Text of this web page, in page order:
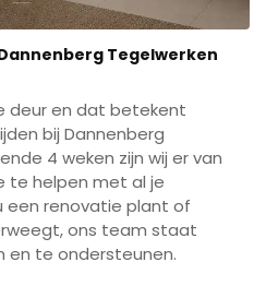
Tegelwerken
deur en dat betekent
bij Dannenberg
4 weken zijn wij er van
te helpen met al je
een renovatie plant of
ons team staat
en te ondersteunen.